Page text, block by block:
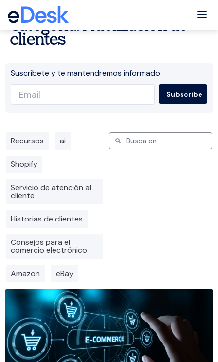
Categoría: Fidelización de
clientes
Suscríbete y te mantendremos informado
Recursos ai
Shopify
Servicio de atención al
cliente
Historias de clientes
Consejos para el
comercio electrónico
Amazon eBay